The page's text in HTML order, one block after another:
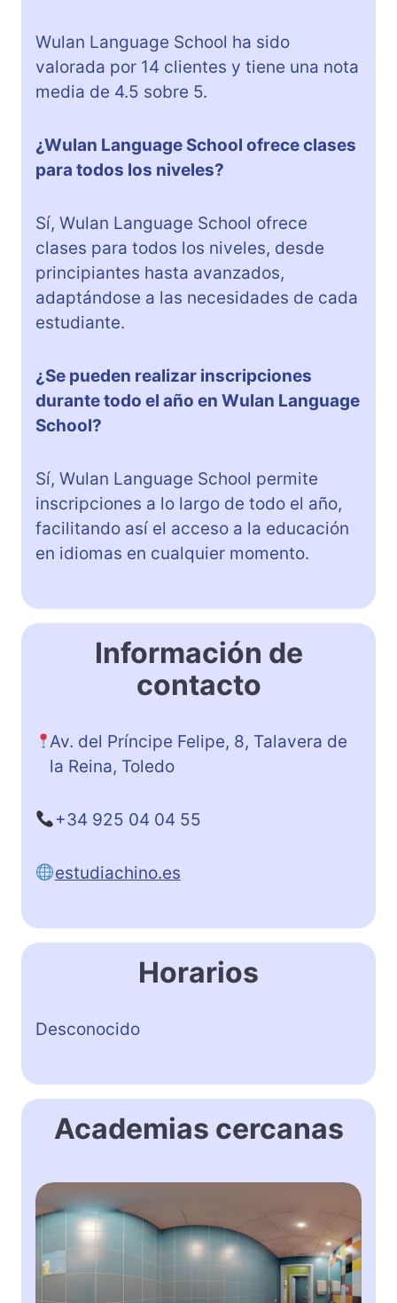
Wulan Language School ha sido
valorada por 14 clientes y tiene una nota
media de 4.5 sobre 5.
¿Wulan Language School ofrece clases
para todos los niveles?
Sí, Wulan Language School ofrece
clases para todos los niveles, desde
principiantes hasta avanzados,
adaptándose a las necesidades de cada
estudiante.
¿Se pueden realizar inscripciones
durante todo el año en Wulan Language
School?
Sí, Wulan Language School permite
inscripciones a lo largo de todo el año,
facilitando así el acceso a la educación
en idiomas en cualquier momento.
Información de
contacto
Av. del Príncipe Felipe, 8, Talavera de
la Reina, Toledo
+34 925 04 04 55
estudiachino.es
Horarios
Desconocido
Academias cercanas
K
i
&
U